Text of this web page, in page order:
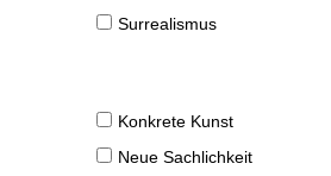
Surrealismus
Konkrete Kunst
Neue Sachlichkeit